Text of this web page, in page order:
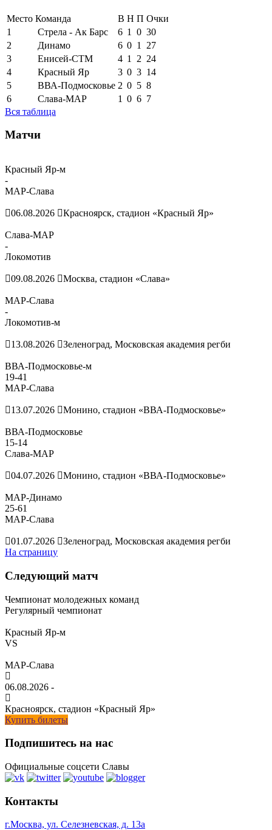
Место Команда В Н П Очки
1
Стрела - Ак Барс 6 1 0 30
2
Динамо 6 0 1
27
3
Енисей-СТМ 4 1 2 24
4
Красный Яр 3 0 3 14
5
ВВА-Подмосковье 2 0 5 8
6
Слава-МАР 1 0 6 7
Вся таблица
Матчи
Красный Яр-м
-
МАР-Слава
06.08.2026 Красноярск, стадион «Красный Яр»
Слава-МАР
-
Локомотив
09.08.2026 Москва, стадион «Слава»
МАР-Слава
-
Локомотив-м
13.08.2026 Зеленоград, Московская академия регби
ВВА-Подмосковье-м
19-41
МАР-Слава
13.07.2026 Монино, стадион «ВВА-Подмосковье»
ВВА-Подмосковье
15-14
Слава-МАР
04.07.2026 Монино, стадион «ВВА-Подмосковье»
МАР-Динамо
25-61
МАР-Слава
01.07.2026
Зеленоград, Московская академия регби
На страницу
Следующий матч
Чемпионат молодежных команд
Регулярный чемпионат
Красный Яр-м
VS
МАР-Слава
06.08.2026 -
Красноярск, стадион «Красный Яр»
Купить билеты
Подпишитесь на нас
Официальные соцсети Славы
Контакты
г.Москва, ул. Селезневская, д. 13a